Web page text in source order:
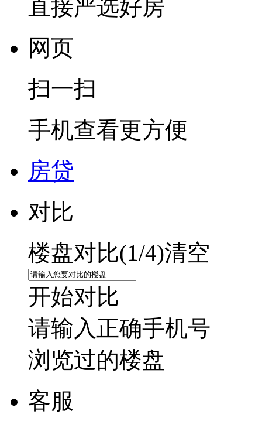
直接严选好房
网页
扫一扫
手机查看更方便
房贷
对比
楼盘对比(1/4)清空
开始对比
请输入正确手机号
浏览过的楼盘
客服